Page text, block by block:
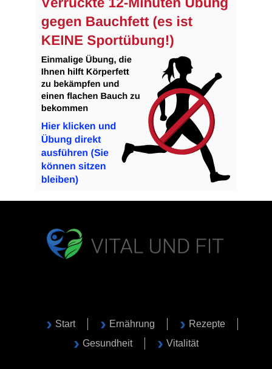
Start Ernährung
Rezepte
Gesundheit
Vitalität